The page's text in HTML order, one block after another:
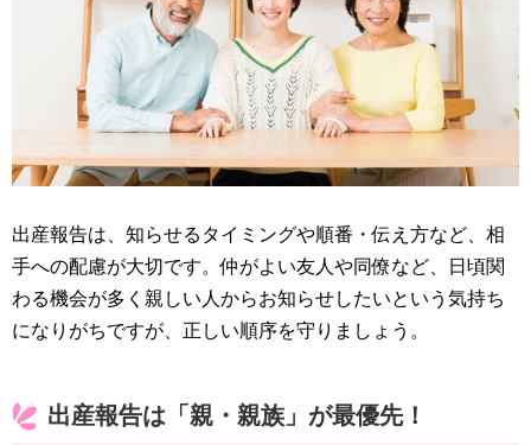
出産報告は、知らせるタイミングや順番・伝え方など、相
手への配慮が大切です。仲がよい友人や同僚など、日頃関
わる機会が多く親しい人からお知らせしたいという気持ち
になりがちですが、正しい順序を守りましょう。
出産報告は「親・親族」が最優先！